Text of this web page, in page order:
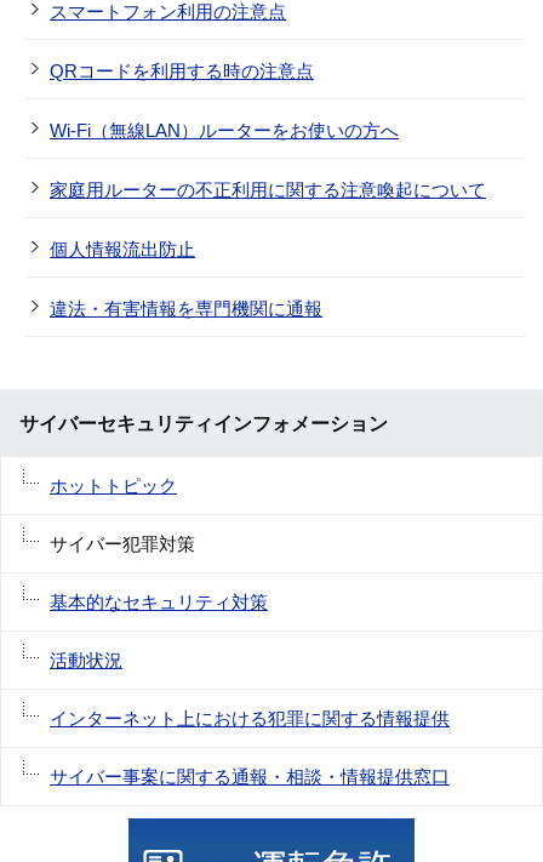
スマートフォン利用の注意点
QRコードを利用する時の注意点
Wi-Fi（無線LAN）ルーターをお使いの方へ
家庭用ルーターの不正利用に関する注意喚起について
個人情報流出防止
違法・有害情報を専門機関に通報
サイバーセキュリティインフォメーション
ホットトピック
サイバー犯罪対策
基本的なセキュリティ対策
活動状況
インターネット上における犯罪に関する情報提供
サイバー事案に関する通報・相談・情報提供窓口